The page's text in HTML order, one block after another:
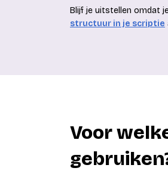
Blijf je uitstellen omdat
structuur in je scriptie
Voor